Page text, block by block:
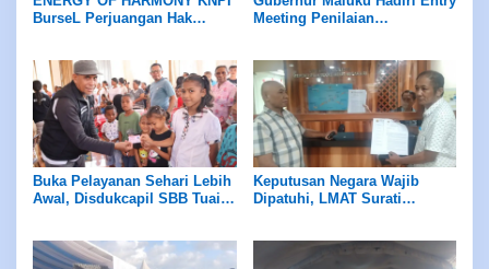
BurseL Perjuangan Hak
Meeting Penilaian
Buka Pelayanan Sehari Lebih
Awal, Disdukcapil SBB Tuai
Keputusan Negara Wajib
Dipatuhi, LMAT Surati